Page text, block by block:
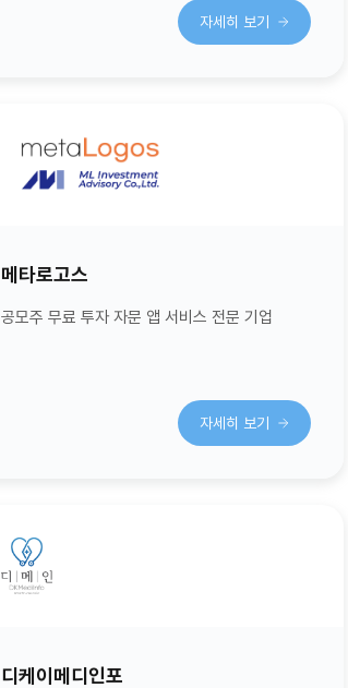
자세히 보기
메타로고스
공모주 무료 투자 자문 앱 서비스 전문 기업
자세히 보기
디케이메디인포